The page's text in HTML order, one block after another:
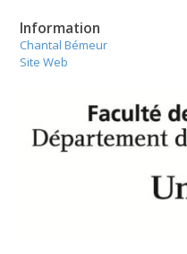
Information
Chantal Bémeur
Site Web